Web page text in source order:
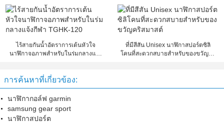
พลังงานต่ำ
ไร้สายกันน้ำอัตราการเต้นหัวใจ
นาฬิกาจอภาพสำหรับในร่มกลางแจ้ง
ที่มีสีสัน Unisex นาฬิกาสปอร์ตซิลิ
โคนที่สะดวกสบายสำหรับของขวัญคริ
การค้นหาที่เกี่ยวข้อง:
นาฬิกากอล์ฟ garmin
samsung gear sport
นาฬิกาสปอร์ต